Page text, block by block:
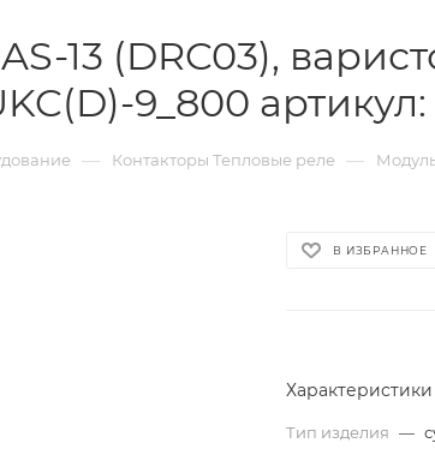
13 (DRC03),
9_800 артикул:
— Контакторы Тепловые реле —
В ИЗБРАННОЕ
Характеристики
Тип изделия —